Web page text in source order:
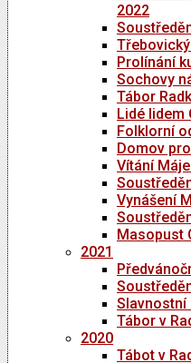
2022
Prolínání
Sochovy
Tábor
Lidé lidem
Folklorní
Domov
Vítání
Vynášení
Masopust
2021
Slavnostní
Tábor v
2020
Tábot v